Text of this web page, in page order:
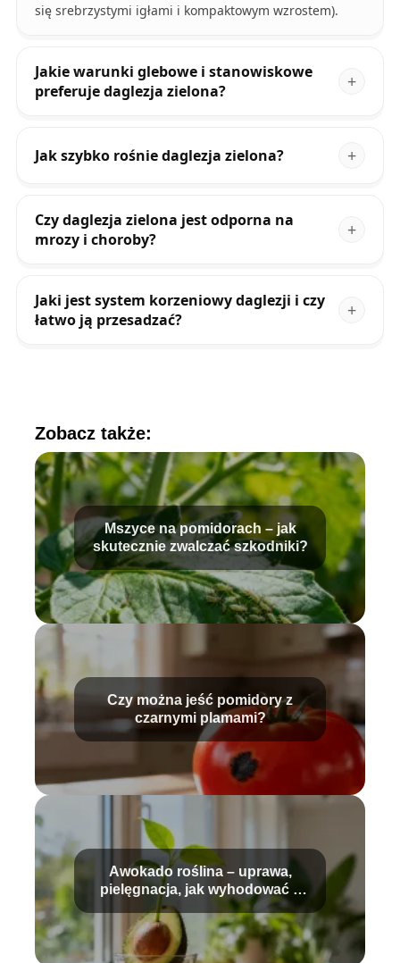
się srebrzystymi igłami i kompaktowym wzrostem).
Jakie warunki glebowe i stanowiskowe
preferuje daglezja zielona?
Jak szybko rośnie daglezja zielona?
Czy daglezja zielona jest odporna na
mrozy i choroby?
Jaki jest system korzeniowy daglezji i czy
łatwo ją przesadzać?
Zobacz także:
Mszyce na pomidorach – jak
skutecznie zwalczać szkodniki?
Czy można jeść pomidory z
czarnymi plamami?
Awokado roślina – uprawa,
pielęgnacja, jak wyhodować z
pestki?